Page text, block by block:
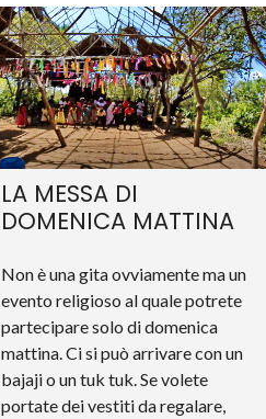
LA MESSA DI
DOMENICA MATTINA
Non è una gita ovviamente ma un
evento religioso al quale potrete
partecipare solo di domenica
mattina. Ci si può arrivare con un
bajaji o un tuk tuk. Se volete
portate dei vestiti da regalare,